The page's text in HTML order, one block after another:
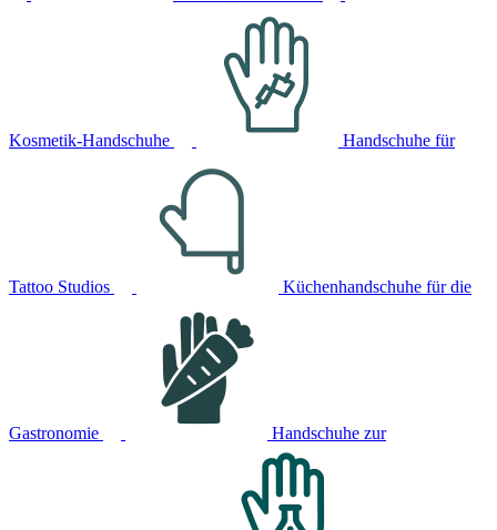
Kosmetik-Handschuhe Handschuhe für
Tattoo Studios Küchenhandschuhe für die
Gastronomie Handschuhe zur